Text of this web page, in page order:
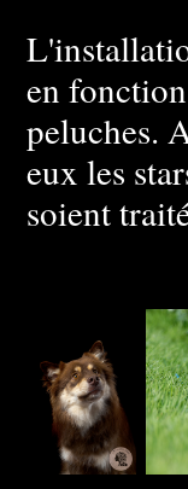
en
peluches.
eux les
soient